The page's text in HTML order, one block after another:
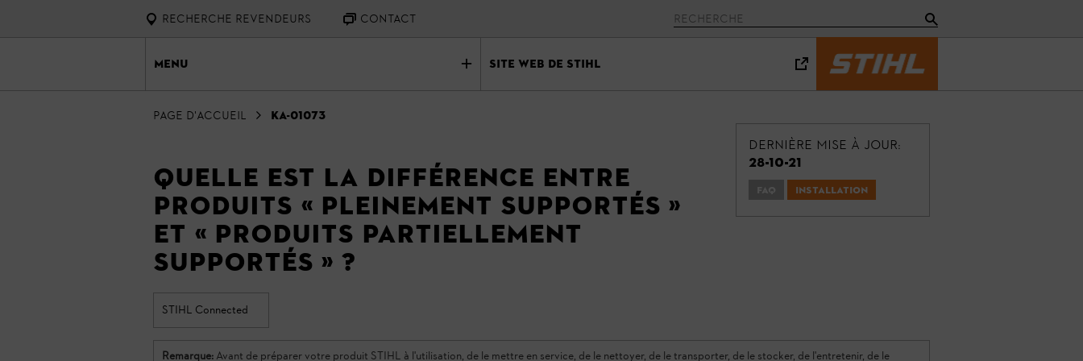
RECHERCHE REVENDEURS CONTACT
Menu Site Web de STIHL
Page d'accueil KA-01073
Quelle est la différence entre
produits « pleinement supportés »
et « produits partiellement
supportés » ?
STIHL Connected
Dernière mise à jour:
28-10-21
FAQ Installation
Remarque: Avant de préparer votre produit STIHL à l'utilisation, de le mettre en service, de le nettoyer, de le transporter, de le stocker, de l'entretenir, de le